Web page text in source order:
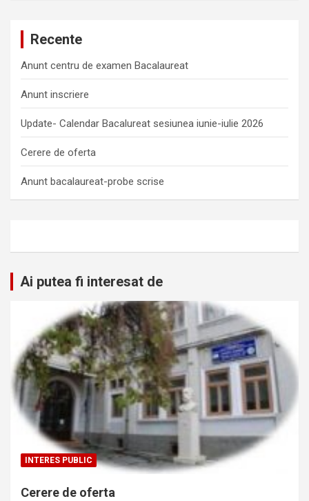
Recente
Anunt centru de examen Bacalaureat
Anunt inscriere
Update- Calendar Bacalureat sesiunea iunie-iulie 2026
Cerere de oferta
Anunt bacalaureat-probe scrise
Ai putea fi interesat de
INTERES PUBLIC
Cerere de oferta